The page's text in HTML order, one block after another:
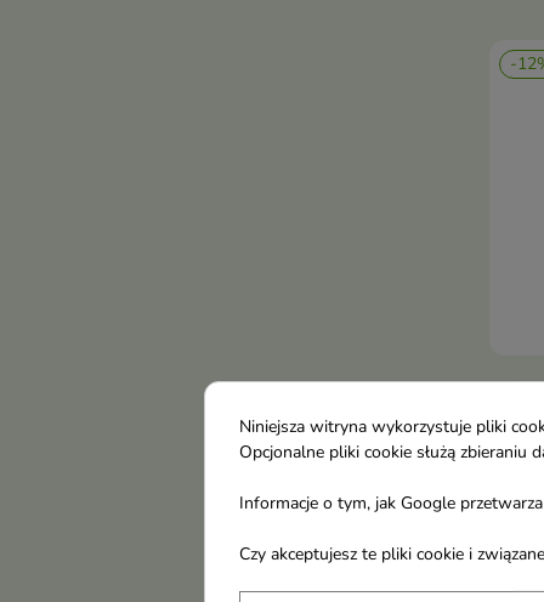
-
z
Niniejsza witryna wykorzystuje pliki
Opcjonalne pliki cookie służą
Informacje o tym, jak Google
Czy akceptujesz te pliki cookie i